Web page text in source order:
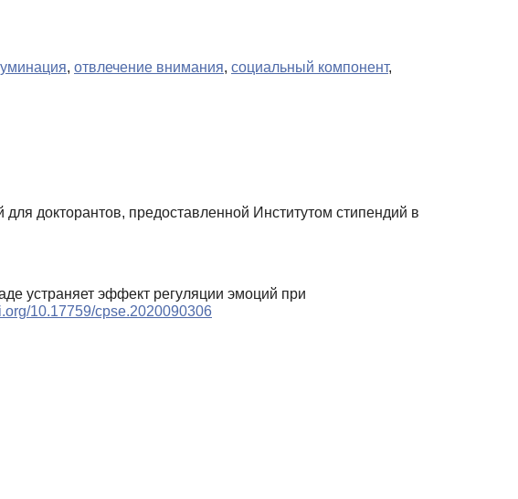
, отвлечение внимания, социальный компонент,
докторантов, предоставленной Институтом стипендий в
устраняет эффект регуляции эмоций при
10.17759/cpse.2020090306